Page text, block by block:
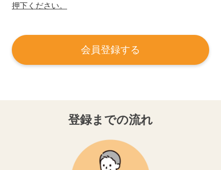
押下ください。
会員登録する
登録までの流れ